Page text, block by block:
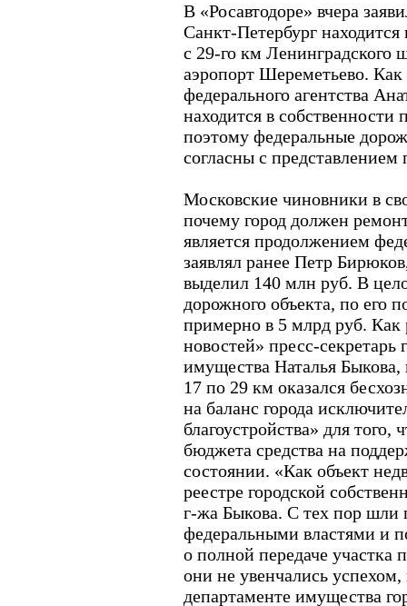
В «Росавтодоре» вчера
Санкт-Петербург
с 29-го км Ленинградского
аэропорт Шереметьево. Как
федерального агентства
находится в собственности
поэтому федеральные
согласны с представлением
Московские чиновники в
почему город должен
является продолжением
заявлял ранее Петр
выделил 140 млн руб. В
дорожного объекта, по его
примерно в 5 млрд руб. Как
новостей» пресс-секретарь
имущества Наталья Быкова,
17 по 29 км оказался
на баланс города
благоустройства» для того,
бюджета средства на
состоянии. «Как объект
реестре городской
г-жа Быкова. С тех пор шли
федеральными властями и
о полной передаче участка
они не увенчались
департаменте имущества